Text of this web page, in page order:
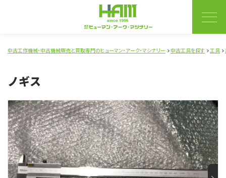
中古工作機械・中古機械販売と買取専門のヒューマン・アーク・マシナリー 中古工具を探す 工具
ノギス